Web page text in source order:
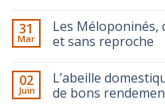
31
Mar
Les Méloponinés,
et sans reproche
02
Juin
L’abeille
de bons